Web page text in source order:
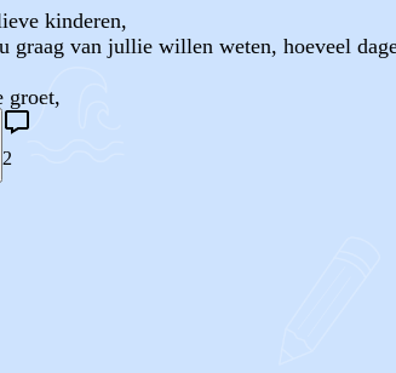
kinderen,
graag van jullie willen weten, hoeveel
groet,
2